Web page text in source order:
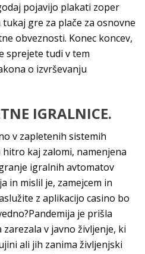
pojavijo plakati zoper
gre za plače za osnovne
obveznosti. Konec koncev,
sprejete tudi v tem
o izvrševanju
IGRALNICE.
v zapletenih sistemih
kaj zalomi, namenjena
igralnih avtomatov
in mislil je, zamejcem in
z aplikacijo casino bo
je prišla
v javno življenje, ki
ali jih zanima življenjski